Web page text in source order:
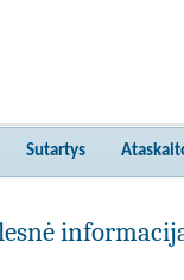
Sutartys